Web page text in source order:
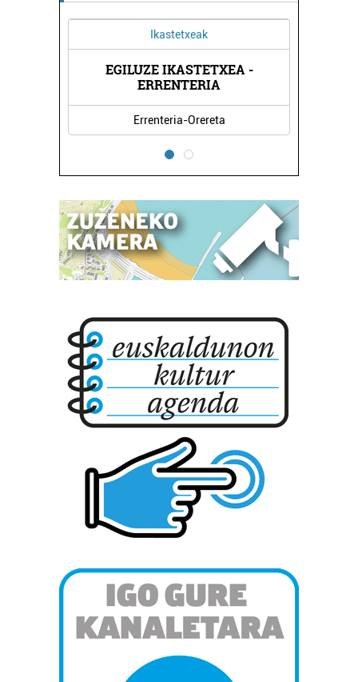
Ikastetxeak
EGILUZE IKASTETXEA -
ERRENTERIA
Errenteria-Orereta